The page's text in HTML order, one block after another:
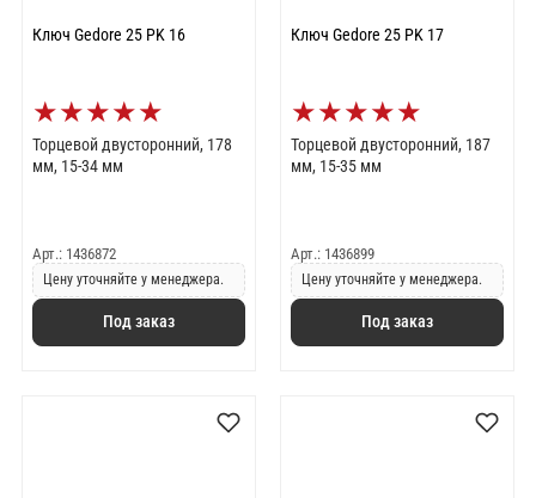
Ключ Gedore 25 PK 16
★★★★★
Торцевой двусторонний, 178
мм, 15-34 мм
Арт.: 1436872
Цену уточняйте у менеджера.
Под заказ
Ключ Gedore 25 PK 17
★★★★★
Торцевой двусторонний, 187
мм, 15-35 мм
Арт.: 1436899
Цену уточняйте у менеджера.
Под заказ